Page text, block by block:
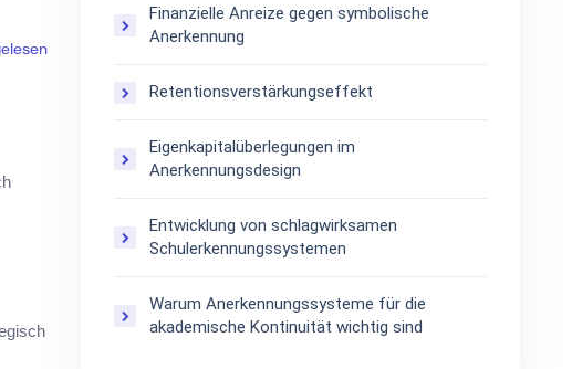
Finanzielle Anreize gegen symbolische
Anerkennung
Retentionsverstärkungseffekt
Eigenkapitalüberlegungen im
Anerkennungsdesign
Entwicklung von schlagwirksamen
Schulerkennungssystemen
Warum Anerkennungssysteme für die
akademische Kontinuität wichtig sind